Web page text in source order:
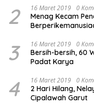
2 16 Maret 2019 0
Menag Kecam
3 16 Maret 2019 0
Bersih-bersih, 60
Padat Karya
4 16 Maret 2019 0
2 Hari Hilang,
Cipalawah Garut